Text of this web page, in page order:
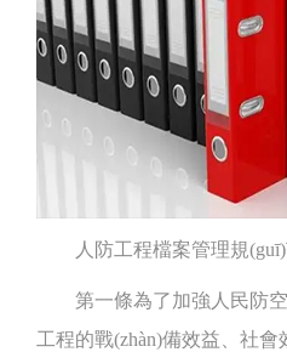
人防工程檔案管理規
第一條為了加強人民防空工
工程的戰(zhàn)備效益、社會效